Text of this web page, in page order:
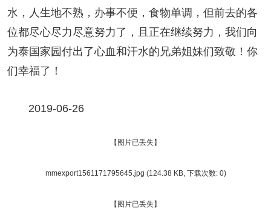
水，人生地不熟，办事不便，食物单调，但前去的各
位都尽心尽力尽意努力了，且正在继续努力，我们向
为泰国 家园 付出了心血和汗水的兄弟姐妹们致敬！你
们幸福了！
2019-06-26
【图片已丢失】
mmexport1561171795645.jpg (124.38 KB, 下载次数: 0)
【图片已丢失】